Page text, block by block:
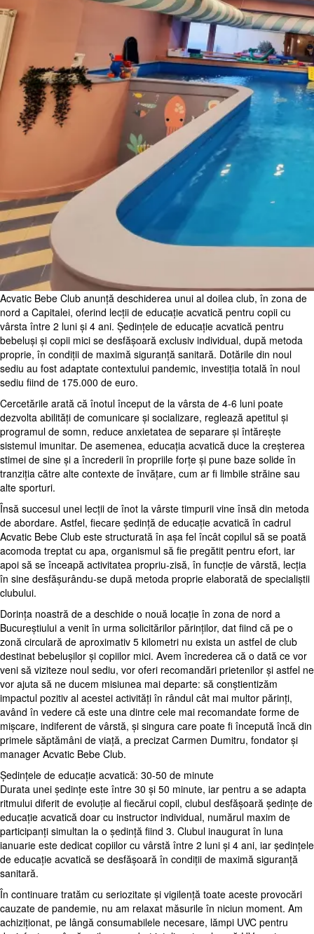
Acvatic Bebe Club anunță deschiderea unui al doilea club, în zona de
nord a Capitalei, oferind lecții de educație acvatică pentru copii cu
vârsta între 2 luni și 4 ani. Ședințele de educație acvatică pentru
bebeluși și copii mici se desfășoară exclusiv individual, după metoda
proprie, în condiții de maximă siguranță sanitară. Dotările din noul
sediu au fost adaptate contextului pandemic, investiția totală în noul
sediu fiind de 175.000 de euro.
Cercetările arată că înotul început de la vârsta de 4-6 luni poate
dezvolta abilități de comunicare și socializare, reglează apetitul și
programul de somn, reduce anxietatea de separare și întărește
sistemul imunitar. De asemenea, educația acvatică duce la creșterea
stimei de sine și a încrederii în propriile forțe și pune baze solide în
tranziția către alte contexte de învățare, cum ar fi limbile străine sau
alte sporturi.
Însă succesul unei lecții de înot la vârste timpurii vine însă din metoda
de abordare. Astfel, fiecare ședință de educație acvatică în cadrul
Acvatic Bebe Club este structurată în așa fel încât copilul să se poată
acomoda treptat cu apa, organismul să fie pregătit pentru efort, iar
apoi să se înceapă activitatea propriu-zisă, în funcție de vârstă, lecția
în sine desfășurându-se după metoda proprie elaborată de specialiștii
clubului.
Dorința noastră de a deschide o nouă locație în zona de nord a
Bucureștiului a venit în urma solicitărilor părinților, dat fiind că pe o
zonă circulară de aproximativ 5 kilometri nu exista un astfel de club
destinat bebelușilor și copiilor mici. Avem încrederea că o dată ce vor
veni să viziteze noul sediu, vor oferi recomandări prietenilor și astfel ne
vor ajuta să ne ducem misiunea mai departe: să conștientizăm
impactul pozitiv al acestei activități în rândul cât mai multor părinți,
având în vedere că este una dintre cele mai recomandate forme de
mișcare, indiferent de vârstă, și singura care poate fi începută încă din
primele săptămâni de viață, a precizat Carmen Dumitru, fondator și
manager Acvatic Bebe Club.
Ședințele de educație acvatică: 30-50 de minute
Durata unei ședințe este între 30 și 50 minute, iar pentru a se adapta
ritmului diferit de evoluție al fiecărui copil, clubul desfășoară ședințe de
educație acvatică doar cu instructor individual, numărul maxim de
participanți simultan la o ședință fiind 3. Clubul inaugurat în luna
ianuarie este dedicat copiilor cu vârstă între 2 luni și 4 ani, iar ședințele
de educație acvatică se desfășoară în condiții de maximă siguranță
sanitară.
În continuare tratăm cu seriozitate și vigilență toate aceste provocări
cauzate de pandemie, nu am relaxat măsurile în niciun moment. Am
achiziționat, pe lângă consumabilele necesare, lămpi UVC pentru